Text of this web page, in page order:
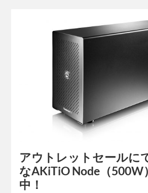
アウトレットセールに
なAKiTiO Node（500W
中！